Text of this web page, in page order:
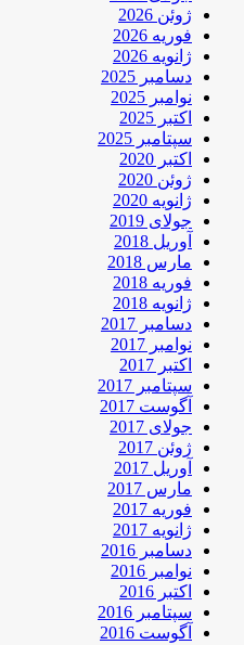
ژوئن 2026
فوریه 2026
ژانویه 2026
دسامبر 2025
نوامبر 2025
اکتبر 2025
سپتامبر 2025
اکتبر 2020
ژوئن 2020
ژانویه 2020
جولای 2019
آوریل 2018
مارس 2018
فوریه 2018
ژانویه 2018
دسامبر 2017
نوامبر 2017
اکتبر 2017
سپتامبر 2017
آگوست 2017
جولای 2017
ژوئن 2017
آوریل 2017
مارس 2017
فوریه 2017
ژانویه 2017
دسامبر 2016
نوامبر 2016
اکتبر 2016
سپتامبر 2016
آگوست 2016